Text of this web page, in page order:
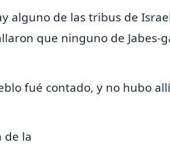
alguno de las tribus de
que ninguno de Jabes-
fué contado, y no hubo
de la